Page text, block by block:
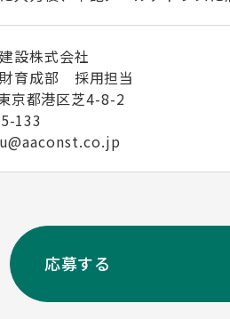
設株式会社
育成部 採用担当
京都港区芝4-8-2
133
応募する